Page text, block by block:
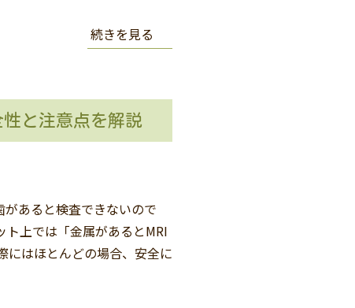
続きを見る
性と注意点を解説
あると検査できないので
上では「金属があるとMRI
にはほとんどの場合、安全に